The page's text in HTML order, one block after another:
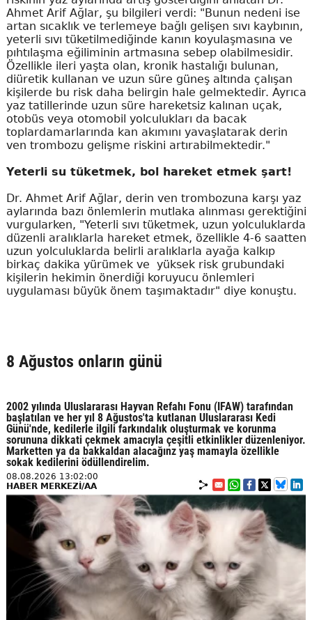
Ahmet Arif Ağlar, şu bilgileri verdi: "Bunun nedeni ise
artan sıcaklık ve terlemeye bağlı gelişen sıvı kaybının,
yeterli sıvı tüketilmediğinde kanın koyulaşmasına ve
pıhtılaşma eğiliminin artmasına sebep olabilmesidir.
Özellikle ileri yaşta olan, kronik hastalığı bulunan,
diüretik kullanan ve uzun süre güneş altında çalışan
kişilerde bu risk daha belirgin hale gelmektedir. Ayrıca
yaz tatillerinde uzun süre hareketsiz kalınan uçak,
otobüs veya otomobil yolculukları da bacak
toplardamarlarında kan akımını yavaşlatarak derin
ven trombozu gelişme riskini artırabilmektedir."
Yeterli su tüketmek, bol hareket etmek şart!
Dr. Ahmet Arif Ağlar, derin ven trombozuna karşı yaz
aylarında bazı önlemlerin mutlaka alınması gerektiğini
vurgularken, "Yeterli sıvı tüketmek, uzun yolculuklarda
düzenli aralıklarla hareket etmek, özellikle 4-6 saatten
uzun yolculuklarda belirli aralıklarla ayağa kalkıp
birkaç dakika yürümek ve yüksek risk grubundaki
kişilerin hekimin önerdiği koruyucu önlemleri
uygulaması büyük önem taşımaktadır" diye konuştu.
8 Ağustos onların günü
2002 yılında Uluslararası Hayvan Refahı Fonu (IFAW) tarafından
başlatılan ve her yıl 8 Ağustos'ta kutlanan Uluslararası Kedi
Günü'nde, kedilerle ilgili farkındalık oluşturmak ve korunma
sorununa dikkati çekmek amacıyla çeşitli etkinlikler düzenleniyor.
Marketten ya da bakkaldan alacağınz yaş mamayla özellikle
sokak kedilerini ödüllendirelim.
08.08.2026 13:02:00
HABER MERKEZİ/AA